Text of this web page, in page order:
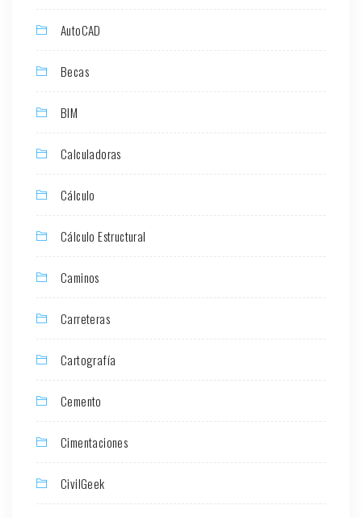
AutoCAD
Becas
BIM
Calculadoras
Cálculo
Cálculo Estructural
Caminos
Carreteras
Cartografía
Cemento
Cimentaciones
CivilGeek